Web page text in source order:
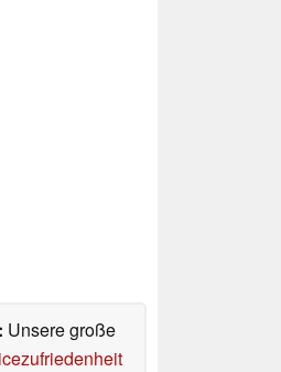
Unsere große